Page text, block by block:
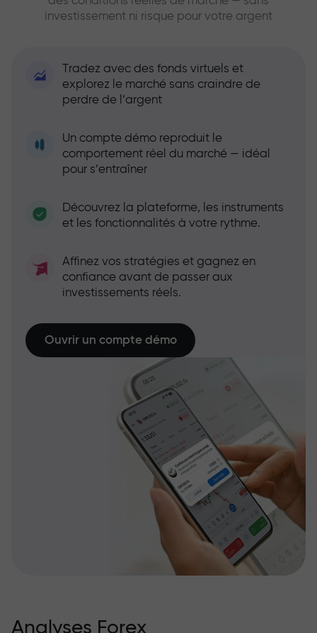
investissement ni risque pour votre argent
Tradez avec des fonds virtuels et
explorez le marché sans craindre de
perdre de l’argent
Un compte démo reproduit le
comportement réel du marché — idéal
pour s’entraîner
Découvrez la plateforme, les instruments
et les fonctionnalités à votre rythme.
Affinez vos stratégies et gagnez en
confiance avant de passer aux
investissements réels.
Ouvrir un compte démo
Analyses Forex